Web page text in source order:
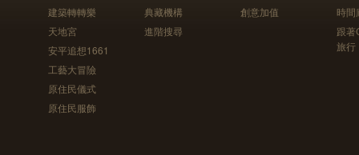
建築轉轉樂
天地宮
安平追想1661
工藝大冒險
原住民儀式
原住民服飾
典藏機構
進階搜尋
創意加值
時間
跟
旅行